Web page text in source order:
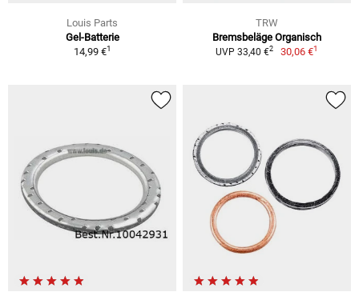
Louis Parts
Gel-Batterie
14,99 €1
TRW
Bremsbeläge Organisch
UVP 33,40 €2 30,06 €1